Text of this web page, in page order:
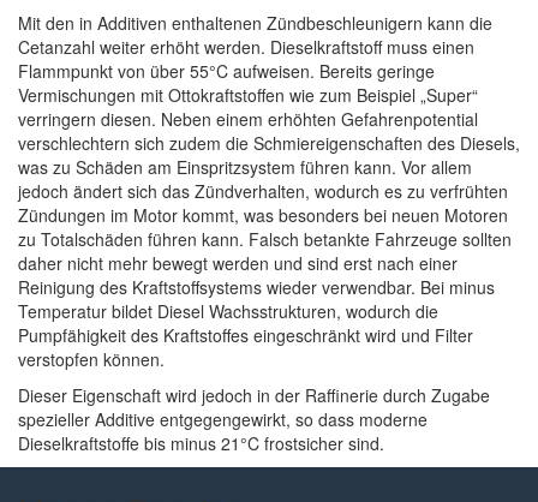
Mit den in Additiven enthaltenen Zündbeschleunigern kann die
Cetanzahl weiter erhöht werden. Dieselkraftstoff muss einen
Flammpunkt von über 55°C aufweisen. Bereits geringe
Vermischungen mit Ottokraftstoffen wie zum Beispiel „Super“
verringern diesen. Neben einem erhöhten Gefahrenpotential
verschlechtern sich zudem die Schmiereigenschaften des Diesels,
was zu Schäden am Einspritzsystem führen kann. Vor allem
jedoch ändert sich das Zündverhalten, wodurch es zu verfrühten
Zündungen im Motor kommt, was besonders bei neuen Motoren
zu Totalschäden führen kann. Falsch betankte Fahrzeuge sollten
daher nicht mehr bewegt werden und sind erst nach einer
Reinigung des Kraftstoffsystems wieder verwendbar. Bei minus
Temperatur bildet Diesel Wachsstrukturen, wodurch die
Pumpfähigkeit des Kraftstoffes eingeschränkt wird und Filter
verstopfen können.
Dieser Eigenschaft wird jedoch in der Raffinerie durch Zugabe
spezieller Additive entgegengewirkt, so dass moderne
Dieselkraftstoffe bis minus 21°C frostsicher sind.